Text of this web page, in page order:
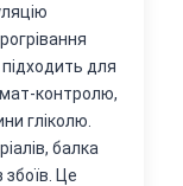
для
контролю,
гліколю.
балка
Це